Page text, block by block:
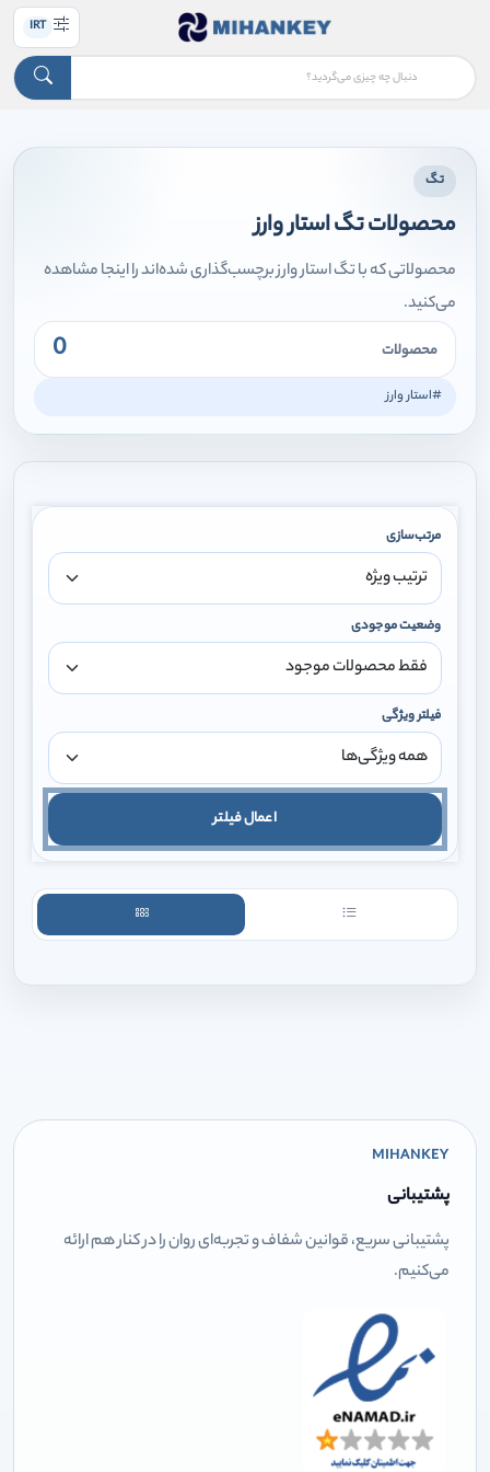
IRT
تگ
محصولات تگ استار وارز
محصولاتی که با تگ استار وارز برچسب‌گذاری شده‌اند را اینجا مشاهده
می‌کنید.
محصولات 0
#استار وارز
مرتب‌سازی
وضعیت موجودی
فیلتر ویژگی
اعمال فیلتر
MIHANKEY
پشتیبانی
پشتیبانی سریع، قوانین شفاف و تجربه‌ای روان را در کنار هم ارائه
می‌کنیم.